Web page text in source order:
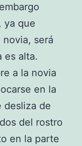
ya que
será
es alta.
a la novia
en la
desliza de
del rostro
en la parte